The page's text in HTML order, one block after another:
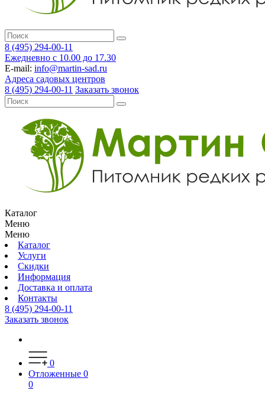
8 (495) 294-00-11
Ежедневно с 10.00 до 17.30
E-mail: info@martin-sad.ru
Адреса садовых центров
8 (495) 294-00-11 Заказать звонок
Каталог
Меню
Меню
Каталог
Услуги
Скидки
Информация
Доставка и оплата
Контакты
8 (495) 294-00-11
Заказать звонок
0
Отложенные 0
0